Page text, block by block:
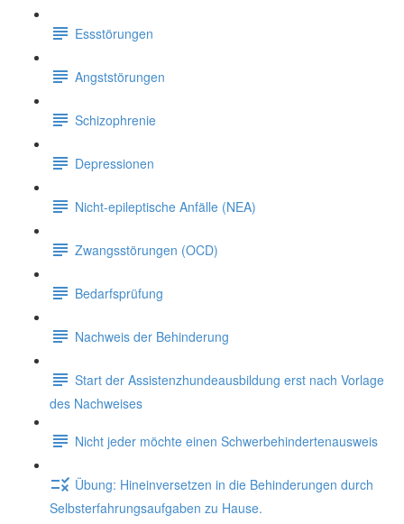
Essstörungen
Angststörungen
Schizophrenie
Depressionen
Nicht-epileptische Anfälle (NEA)
Zwangsstörungen (OCD)
Bedarfsprüfung
Nachweis der Behinderung
Start der Assistenzhundeausbildung erst nach Vorlage
des Nachweises
Nicht jeder möchte einen Schwerbehindertenausweis
Übung: Hineinversetzen in die Behinderungen durch
Selbsterfahrungsaufgaben zu Hause.